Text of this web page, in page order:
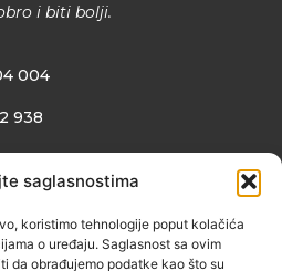
saglasnostima
koristimo tehnologije poput kolačića
o uređaju. Saglasnost sa ovim
da obrađujemo podatke kao što su
i biti bolji.
004
938
3. SPRAT), 72000 ZENICA